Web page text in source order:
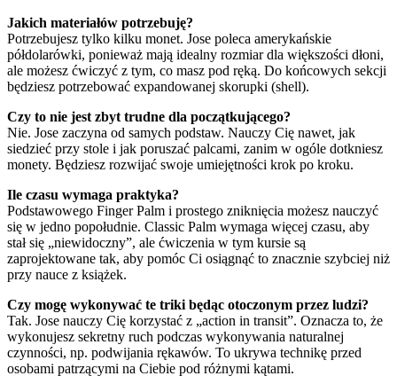
Jakich materiałów potrzebuję?
Potrzebujesz tylko kilku monet. Jose poleca amerykańskie
półdolarówki, ponieważ mają idealny rozmiar dla większości dłoni,
ale możesz ćwiczyć z tym, co masz pod ręką. Do końcowych sekcji
będziesz potrzebować expandowanej skorupki (shell).
Czy to nie jest zbyt trudne dla początkującego?
Nie. Jose zaczyna od samych podstaw. Nauczy Cię nawet, jak
siedzieć przy stole i jak poruszać palcami, zanim w ogóle dotkniesz
monety. Będziesz rozwijać swoje umiejętności krok po kroku.
Ile czasu wymaga praktyka?
Podstawowego Finger Palm i prostego zniknięcia możesz nauczyć
się w jedno popołudnie. Classic Palm wymaga więcej czasu, aby
stał się „niewidoczny”, ale ćwiczenia w tym kursie są
zaprojektowane tak, aby pomóc Ci osiągnąć to znacznie szybciej niż
przy nauce z książek.
Czy mogę wykonywać te triki będąc otoczonym przez ludzi?
Tak. Jose nauczy Cię korzystać z „action in transit”. Oznacza to, że
wykonujesz sekretny ruch podczas wykonywania naturalnej
czynności, np. podwijania rękawów. To ukrywa technikę przed
osobami patrzącymi na Ciebie pod różnymi kątami.